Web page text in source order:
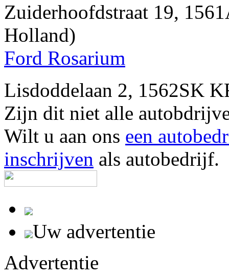
Zuiderhoofdstraat 19,
Holland)
Ford Rosarium
Lisdoddelaan 2, 1562SK
Zijn dit niet alle
Wilt u aan ons een
inschrijven als autobedrijf.
Uw advertentie
Advertentie